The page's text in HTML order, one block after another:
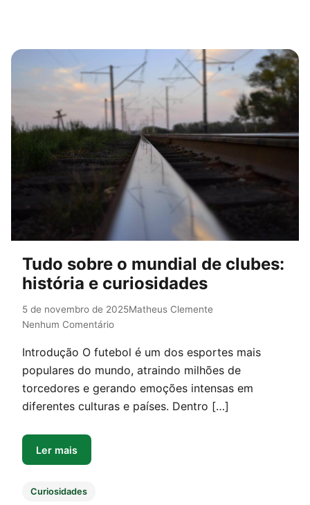
Tudo sobre o mundial de clubes:
história e curiosidades
5 de novembro de 2025Matheus Clemente
Nenhum Comentário
Introdução O futebol é um dos esportes mais
populares do mundo, atraindo milhões de
torcedores e gerando emoções intensas em
diferentes culturas e países. Dentro […]
Ler mais
Curiosidades